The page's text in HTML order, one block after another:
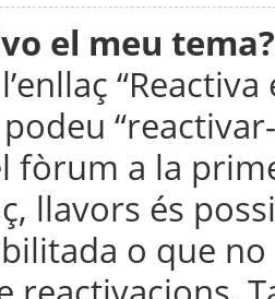
el meu tema?
fòrum a la
llavors és
o que